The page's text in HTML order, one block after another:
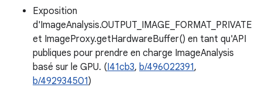
Exposition
d'ImageAnalysis.OUTPUT_IMAGE_FORMAT_PRIVATE
et ImageProxy.getHardwareBuffer() en tant qu'API
publiques pour prendre en charge ImageAnalysis
basé sur le GPU. (I41cb3, b/496022391,
b/492934501)